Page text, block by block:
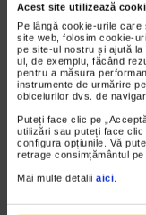
Acest site utilizează
Pe lângă cookie-urile
site web, folosim cookie-
pe site-ul nostru și ajută
ul, de exemplu, făcând
pentru a măsura
instrumente de urmărire
obiceiurilor dvs. de
Puteți face clic pe
utilizări sau puteți face clic
configura opțiunile. Vă
retrage consimțământul
Mai multe detalii aici
12.601 vizualizari
VIDEO